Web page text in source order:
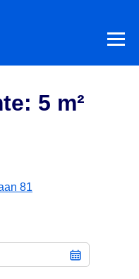
5 m²
81